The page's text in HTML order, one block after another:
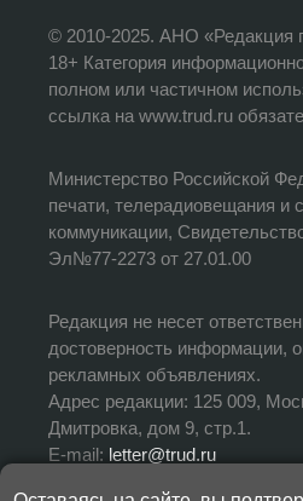
© 2010-2025. АНО «Редакция
18+ Категория
полном или частичном
ссылка на www.trud.ru
Министерство Российской
печати, телерадиовещания и
коммуникации,
Эл№77-2273 от 27.01.00
Редакция не несет
достоверность информации,
рекламных объявлениях.
Адрес редакции: 125 009,
Дмитровка, дом 9, стр.1.
E-mail: letter@trud.ru